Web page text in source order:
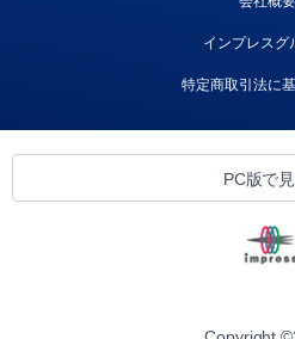
インプレスグ
特定商取引法に
PC版で